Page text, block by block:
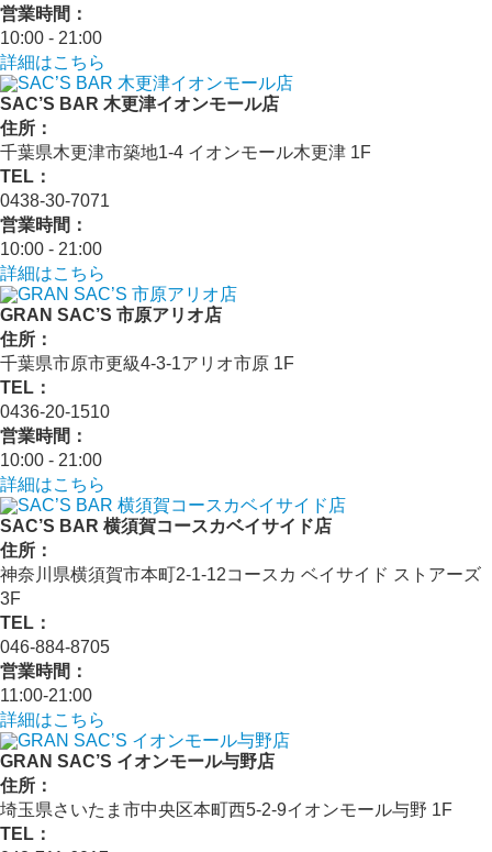
営業時間：
10:00 - 21:00
詳細はこちら
SAC’S BAR 木更津イオンモール店
住所：
千葉県木更津市築地1-4 イオンモール木更津 1F
TEL：
0438-30-7071
営業時間：
10:00 - 21:00
詳細はこちら
GRAN SAC’S 市原アリオ店
住所：
千葉県市原市更級4-3-1アリオ市原 1F
TEL：
0436-20-1510
営業時間：
10:00 - 21:00
詳細はこちら
SAC’S BAR 横須賀コースカベイサイド店
住所：
神奈川県横須賀市本町2-1-12コースカ ベイサイド ストアーズ
3F
TEL：
046-884-8705
営業時間：
11:00-21:00
詳細はこちら
GRAN SAC’S イオンモール与野店
住所：
埼玉県さいたま市中央区本町西5-2-9イオンモール与野 1F
TEL：